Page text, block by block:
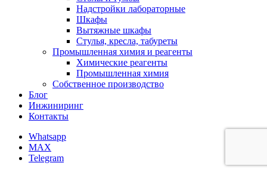
Надстройки лабораторные
Шкафы
Вытяжные шкафы
Стулья, кресла, табуреты
Промышленная химия и реагенты
Химические реагенты
Промышленная химия
Собственное производство
Блог
Инжиниринг
Контакты
Whatsapp
MAX
Telegram